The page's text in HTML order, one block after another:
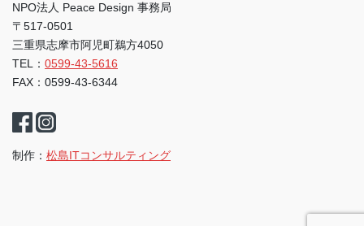
NPO法人 Peace Design 事務局
〒517-0501
三重県志摩市阿児町鵜方4050
TEL： 0599-43-5616
FAX：0599-43-6344
制作： 松島ITコンサルティング